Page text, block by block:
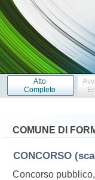
Atto
Completo
COMUNE DI
CONCORSO
Concorso